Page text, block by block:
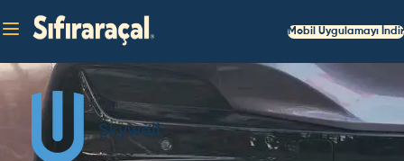
Mobil Uygulamayı İndir
Skywell